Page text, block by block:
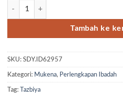
Kuantitas Mukenah Tsabina
Tambah ke
SKU: SDY.ID62957
Kategori: Mukena, Perlengkapan Ibadah
Tag: Tazbiya